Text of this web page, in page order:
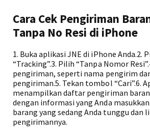
Cara Cek Pengiriman
Tanpa No Resi di iPhone
1. Buka aplikasi JNE di iPhone Anda.2.
“Tracking”.3. Pilih “Tanpa Nomor
pengiriman, seperti nama pengirim
pengiriman.5. Tekan tombol “Cari”.6.
menampilkan daftar pengiriman
dengan informasi yang Anda
barang yang sedang Anda tunggu dan
pengirimannya.